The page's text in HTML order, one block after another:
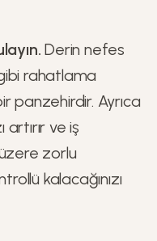
Derin nefes
rahatlama
panzehirdir. Ayrıca
artırır ve iş
zorlu
kalacağınızı